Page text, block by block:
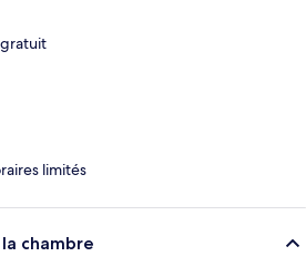
limités
chambre